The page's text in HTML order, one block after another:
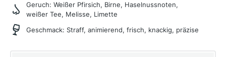
Geruch: Weißer Pfirsich, Birne, Haselnussnoten,
weißer Tee, Melisse, Limette
Geschmack: Straff, animierend, frisch, knackig, präzise